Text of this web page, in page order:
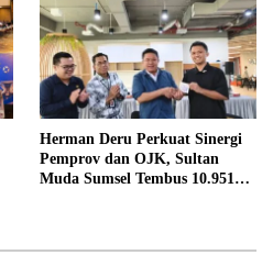
Herman Deru Perkuat Sinergi
Pemprov dan OJK, Sultan
Muda Sumsel Tembus 10.951